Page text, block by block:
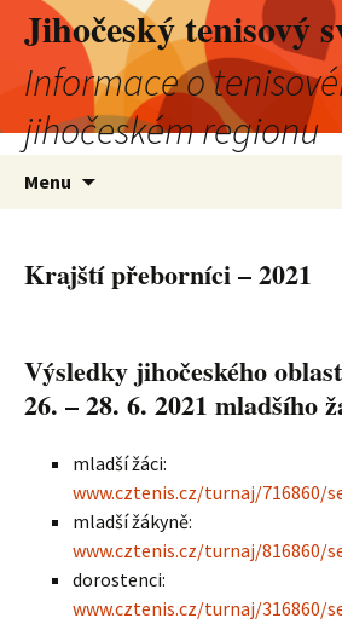
Jihočeský tenisový
Informace o
jihočeském regionu
Menu
Krajští přeborníci – 2021
Výsledky jihočeského
26. – 28. 6. 2021 mladšího
mladší žáci:
www.cztenis.cz/turnaj/716860/
mladší žákyně:
www.cztenis.cz/turnaj/816860/
dorostenci:
www.cztenis.cz/turnaj/316860/